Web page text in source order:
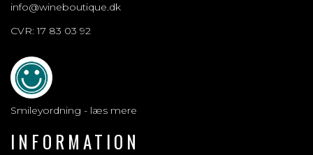
info@wineboutique.dk
CVR: 17 83 03 92
Smileyordning - læs mere
INFORMATION